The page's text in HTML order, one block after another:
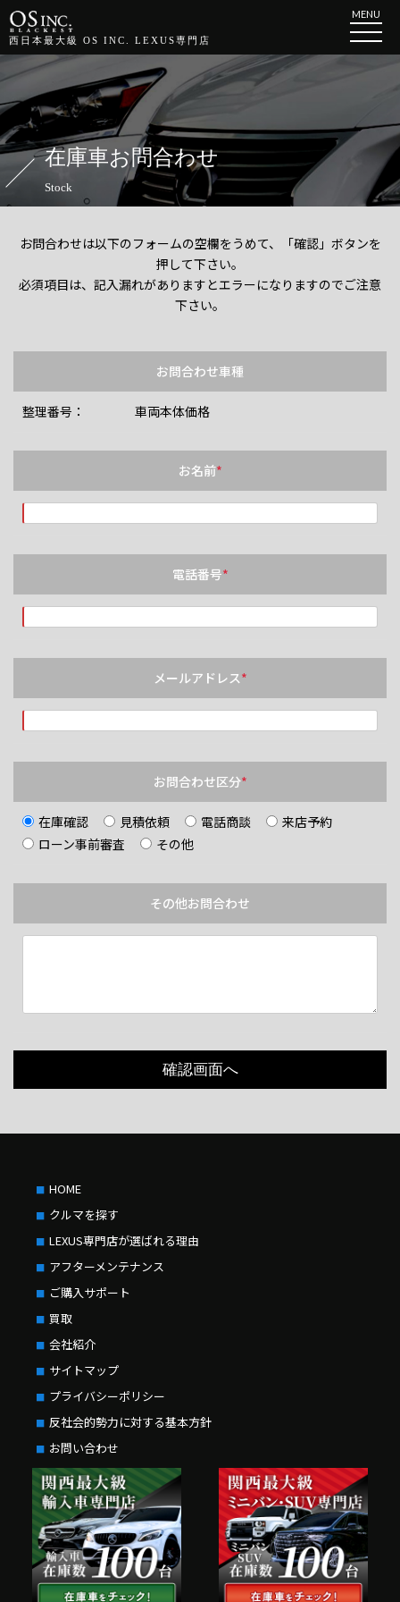
西日本最大級 OS INC. LEXUS専門店
MENU
在庫車お問合わせ
Stock
お問合わせは以下のフォームの空欄をうめて、「確認」ボタンを
押して下さい。
必須項目は、記入漏れがありますとエラーになりますのでご注意
下さい。
お問合わせ車種
整理番号： 車両本体価格
お名前*
電話番号*
メールアドレス*
お問合わせ区分*
在庫確認 見積依頼 電話商談
来店予約
ローン事前審査
その他
その他お問合わせ
HOME
クルマを探す
LEXUS専門店が選ばれる理由
アフターメンテナンス
ご購入サポート
買取
会社紹介
サイトマップ
プライバシーポリシー
反社会的勢力に対する基本方針
お問い合わせ